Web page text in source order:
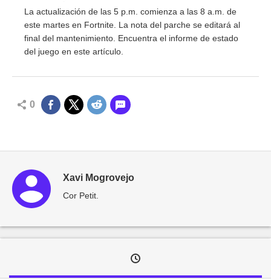
La actualización de las 5 p.m. comienza a las 8 a.m. de
este martes en Fortnite. La nota del parche se editará al
final del mantenimiento. Encuentra el informe de estado
del juego en este artículo.
0
Xavi Mogrovejo
Cor Petit.